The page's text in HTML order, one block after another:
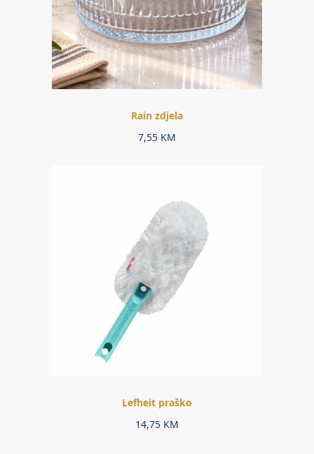
Rain zdjela
7,55 KM
Lefheit praško
14,75 KM